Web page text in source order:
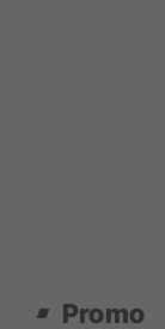
Promo